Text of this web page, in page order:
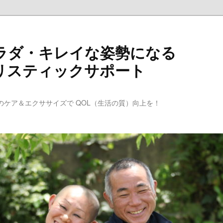
ダ・キレイな姿勢になる
ティックサポート
ア＆エクササイズで QOL（生活の質）向上を！